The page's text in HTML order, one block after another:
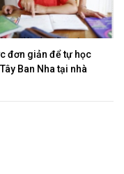
đơn giản để tự học
Ban Nha tại nhà